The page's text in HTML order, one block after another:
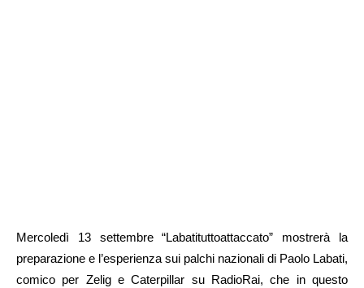
Mercoledì 13 settembre “Labatituttoattaccato” mostrerà la
preparazione e l’esperienza sui palchi nazionali di Paolo Labati,
comico per Zelig e Caterpillar su RadioRai, che in questo